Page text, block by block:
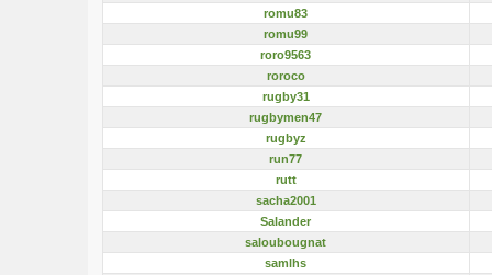
romu83
romu99
roro9563
roroco
rugby31
rugbymen47
rugbyz
run77
rutt
sacha2001
Salander
saloubougnat
samlhs